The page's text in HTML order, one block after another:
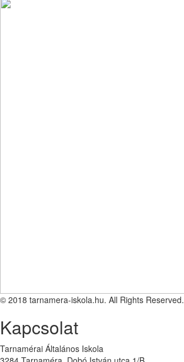
© 2018 tarnamera-iskola.hu. All Rights Reserved.
Kapcsolat
Tarnamérai Általános Iskola